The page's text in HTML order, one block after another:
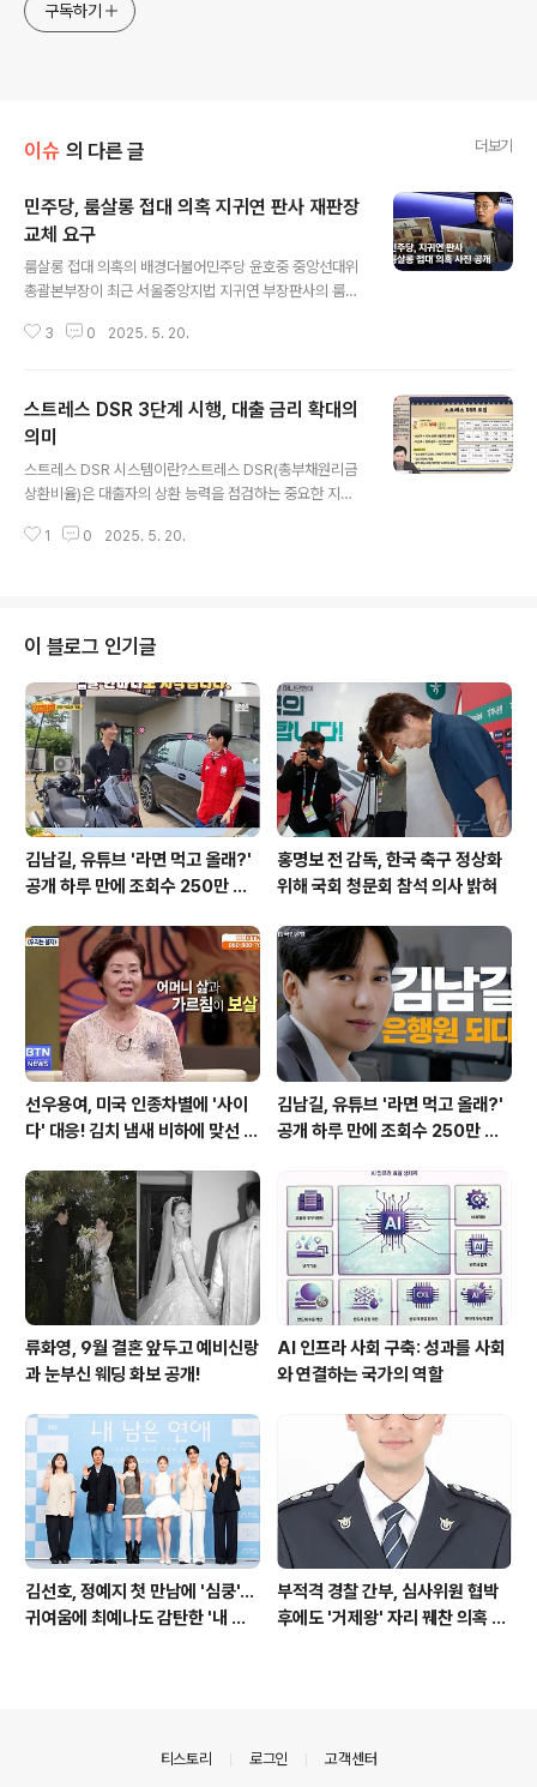
구독하기
이슈 의 다른 글 더보기
민주당, 룸살롱 접대 의혹 지귀연 판사 재판장
교체 요구
룸살롱 접대 의혹의 배경더불어민주당 윤호중 중앙선대위
총괄본부장이 최근 서울중앙지법 지귀연 부장판사의 룸살
은 '이런 판사에게 역사적 재판을 계속 맡겨도 되냐'며 재판
본부장은 법사위원장으로서의 입장을 강조하며, 사법부가
스스로 권위를 세워야 한다고 주장했습니다. 이러한 요구
는 단순한 정치적 공세가 아닌, 법치주의의 근본을 지키기
위한 진지한 경고로 볼 수 있습니다. 지귀연 판사의 발언과
민주당의 반응지귀연 판사는 최근 윤석열 전 대통령의 재
판에서 룸살롱 접대 의혹에 대해 '그런 데 가서 접대받는 건
3 0 2025. 5. 20.
스트레스 DSR 3단계 시행, 대출 금리 확대의
의미
스트레스 DSR 시스템이란?스트레스 DSR(총부채원리금
상환비율)은 대출자의 상환 능력을 점검하는 중요한 지표
니다. 이번 3단계 시행에서는 스트레스 금리가 1.5%로 증
습니다. 3단계 스트레스 DSR의 도입으로 인해 대출자들
은 더 높은 금리로 인해 대출 한도가 감소할 것으로 예상되
며, 이는 대출 문턱을 더욱 높이는 결과를 초래할 것입니다.
금리 인상과 대출 한도의 변화새롭게 시행되는 3단계 스트
레스 DSR에 따라 대출 금리가 1.5%로 확대됩니다. 이로
인해 주택담보대출을 포함한 다..
1 0 2025. 5. 20.
이 블로그 인기글
김남길, 유튜브 '라면 먹고 올래?'
공개 하루 만에 조회수 250만 돌
홍명보 전 감독, 한국 축구 정상화
위해 국회 청문회 참석 의사 밝혀
선우용여, 미국 인종차별에 '사이
다' 대응! 김치 냄새 비하에 맞선 통
김남길, 유튜브 '라면 먹고 올래?'
공개 하루 만에 조회수 250만 돌
류화영, 9월 결혼 앞두고 예비신랑
과 눈부신 웨딩 화보 공개!
AI 인프라 사회 구축: 성과를 사회
와 연결하는 국가의 역할
김선호, 정예지 첫 만남에 '심쿵'…
귀여움에 최예나도 감탄한 '내 남
부적격 경찰 간부, 심사위원 협박
후에도 '거제왕' 자리 꿰찬 의혹 진
티스토리 로그인 고객센터